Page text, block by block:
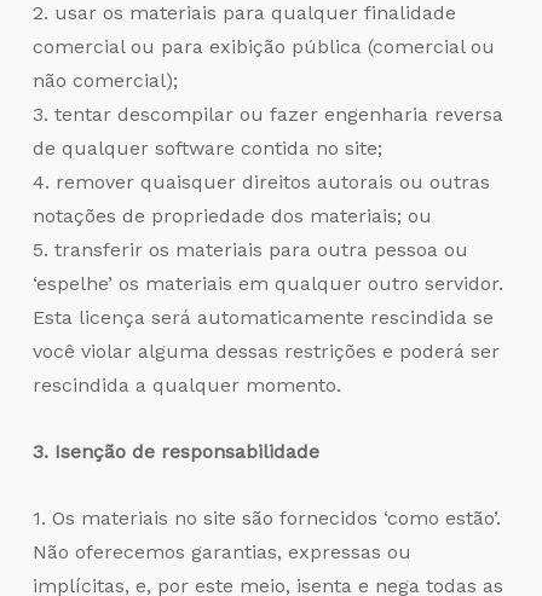
2. usar os materiais para qualquer finalidade
comercial ou para exibição pública (comercial ou
não comercial);
3. tentar descompilar ou fazer engenharia reversa
de qualquer software contida no site;
4. remover quaisquer direitos autorais ou outras
notações de propriedade dos materiais; ou
5. transferir os materiais para outra pessoa ou
‘espelhe’ os materiais em qualquer outro servidor.
Esta licença será automaticamente rescindida se
você violar alguma dessas restrições e poderá ser
rescindida a qualquer momento.
3. Isenção de responsabilidade
1. Os materiais no site são fornecidos ‘como estão’.
Não oferecemos garantias, expressas ou
implícitas, e, por este meio, isenta e nega todas as